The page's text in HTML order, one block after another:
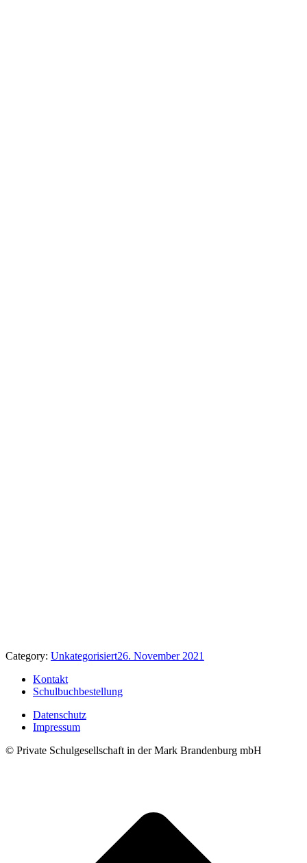
Category: Unkategorisiert26. November 2021
Kontakt
Schulbuchbestellung
Datenschutz
Impressum
© Private Schulgesellschaft in der Mark Brandenburg mbH